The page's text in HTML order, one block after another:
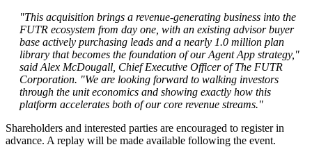
"This acquisition brings a revenue-generating business into the
FUTR ecosystem from day one, with an existing advisor buyer
base actively purchasing leads and a nearly 1.0 million plan
library that becomes the foundation of our Agent App strategy,"
said Alex McDougall, Chief Executive Officer of The FUTR
Corporation. "We are looking forward to walking investors
through the unit economics and showing exactly how this
platform accelerates both of our core revenue streams."
Shareholders and interested parties are encouraged to register in
advance. A replay will be made available following the event.